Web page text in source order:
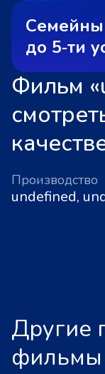
до 5‑ти
Фильм
Производство
undefined,
Другие
фильмы